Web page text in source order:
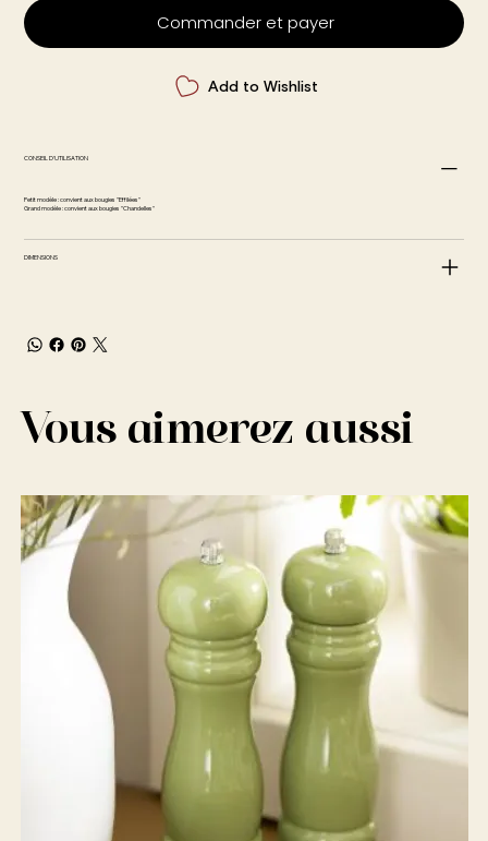
Commander et payer
Add to Wishlist
CONSEIL D'UTILISATION
Petit modèle : convient aux bougies "Effilées"
Grand modèle : convient aux bougies "Chandelles"
DIMENSIONS
Vous aimerez aussi